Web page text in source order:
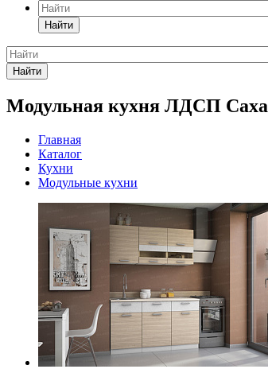
Найти
Найти
Модульная кухня ЛДСП
Главная
Каталог
Кухни
Модульные кухни